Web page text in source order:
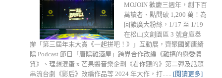
MOJOIN 歡慶三週年，創下百
萬讀者、點閱破 1,200 萬！為
回饋廣大粉絲，1/17 至 1/19
在松山文創園區 3 號倉庫舉
辦「第三屆年末大賞《一起拼吧！》」互動展，齊聚國師唐綺
陽 Podcast 節目「唐陽雞酒屋」跨界合作改編《難搞的戀愛體
質》、理想混蛋 x 芒果醬音樂企劃《看你聽的》第二彈及話題
串流台劇《影后》改編作品等 2024 年大作，打...... [閱讀更多]